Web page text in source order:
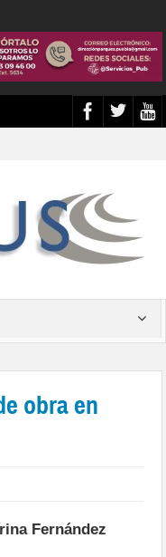
obra en
Fernández